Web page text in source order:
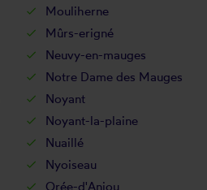
Mouliherne
Mûrs-erigné
Neuvy-en-mauges
Notre Dame des Mauges
Noyant
Noyant-la-plaine
Nuaillé
Nyoiseau
Orée-d'Anjou